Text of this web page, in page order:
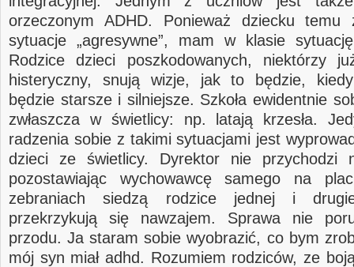
orzeczonym ADHD. Ponieważ dziecku temu
sytuacje „agresywne”, mam w klasie
Rodzice dzieci poszkodowanych, niektórzy
histeryczny, snują wizje, jak to będzie,
będzie starsze i silniejsze. Szkoła ewidentnie
zwłaszcza w świetlicy: np. latają krzesła.
radzenia sobie z takimi sytuacjami jest
dzieci ze świetlicy. Dyrektor nie przychodzi
pozostawiając wychowawcę samego na
zebraniach siedzą rodzice jednej i
przekrzykują się nawzajem. Sprawa nie
przodu. Ja staram sobie wyobrazić, co bym
mój syn miał adhd. Rozumiem rodziców, ze